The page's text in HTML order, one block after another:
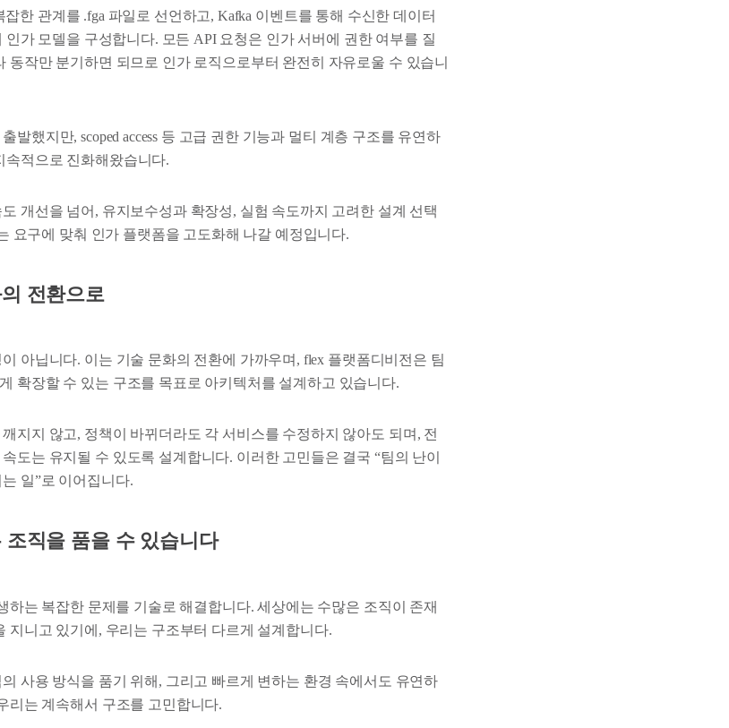
한 관계를 .fga 파일로 선언하고, Kafka 이벤트를 통해 수신한 데이터
인가 모델을 구성합니다. 모든 API 요청은 인가 서버에 권한 여부를 질
동작만 분기하면 되므로 인가 로직으로부터 완전히 자유로울 수 있습니
발했지만, scoped access 등 고급 권한 기능과 멀티 계층 구조를 유연하
속적으로 진화해왔습니다.
개선을 넘어, 유지보수성과 확장성, 실험 속도까지 고려한 설계 선택
요구에 맞춰 인가 플랫폼을 고도화해 나갈 예정입니다.
전환으로
아닙니다. 이는 기술 문화의 전환에 가까우며, flex 플랫폼디비전은 팀
확장할 수 있는 구조를 목표로 아키텍처를 설계하고 있습니다.
지지 않고, 정책이 바뀌더라도 각 서비스를 수정하지 않아도 되며, 전
도는 유지될 수 있도록 설계합니다. 이러한 고민들은 결국 “팀의 난이
일”로 이어집니다.
직을 품을 수 있습니다
하는 복잡한 문제를 기술로 해결합니다. 세상에는 수많은 조직이 존재
지니고 있기에, 우리는 구조부터 다르게 설계합니다.
사용 방식을 품기 위해, 그리고 빠르게 변하는 환경 속에서도 유연하
리는 계속해서 구조를 고민합니다.